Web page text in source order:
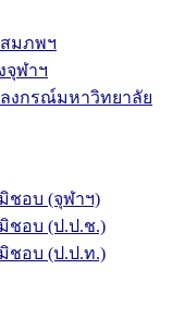
มภพฯ
จุฬาฯ
งกรณ์มหาวิทยาลัย
ชอบ (จุฬาฯ)
ชอบ (ป.ป.ช.)
ชอบ (ป.ป.ท.)